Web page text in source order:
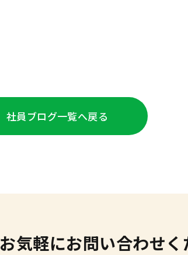
社員ブログ一覧へ戻る
お気軽にお問い合わせく